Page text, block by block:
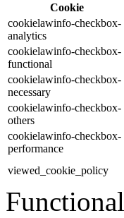
Cookie
cookielawinfo-checkbox-
analytics
cookielawinfo-checkbox-
functional
cookielawinfo-checkbox-
necessary
cookielawinfo-checkbox-
others
cookielawinfo-checkbox-
performance
viewed_cookie_policy
Functional